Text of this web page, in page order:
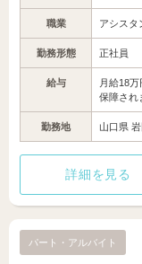
職業 アシスタ
勤務形態 正社員
給与
月給18
保障され
勤務地 山口県
詳細を見る
パート・アルバイト